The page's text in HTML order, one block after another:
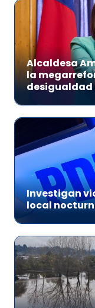
Alcaldesa
la
desigualdad
Investigan
local